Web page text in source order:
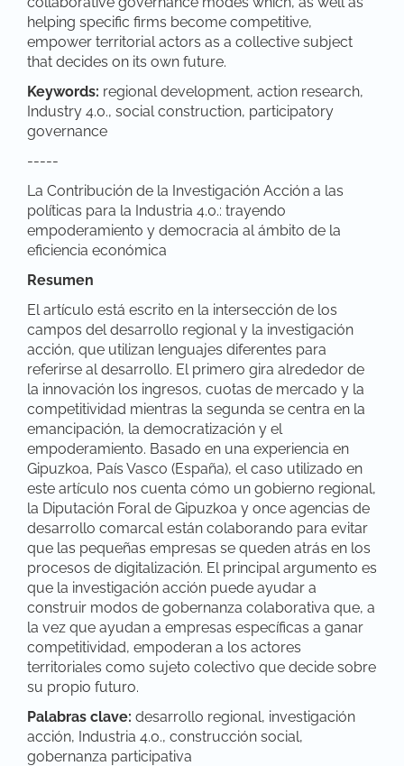
helping specific firms become competitive,
empower territorial actors as a collective subject
that decides on its own future.
Keywords: regional development, action research,
Industry 4.0., social construction, participatory
governance
-----
La Contribución de la Investigación Acción a las
políticas para la Industria 4.0.: trayendo
empoderamiento y democracia al ámbito de la
eficiencia económica
Resumen
El artículo está escrito en la intersección de los
campos del desarrollo regional y la investigación
acción, que utilizan lenguajes diferentes para
referirse al desarrollo. El primero gira alrededor de
la innovación los ingresos, cuotas de mercado y la
competitividad mientras la segunda se centra en la
emancipación, la democratización y el
empoderamiento. Basado en una experiencia en
Gipuzkoa, País Vasco (España), el caso utilizado en
este artículo nos cuenta cómo un gobierno regional,
la Diputación Foral de Gipuzkoa y once agencias de
desarrollo comarcal están colaborando para evitar
que las pequeñas empresas se queden atrás en los
procesos de digitalización. El principal argumento es
que la investigación acción puede ayudar a
construir modos de gobernanza colaborativa que, a
la vez que ayudan a empresas específicas a ganar
competitividad, empoderan a los actores
territoriales como sujeto colectivo que decide sobre
su propio futuro.
Palabras clave: desarrollo regional, investigación
acción, Industria 4.0., construcción social,
gobernanza participativa